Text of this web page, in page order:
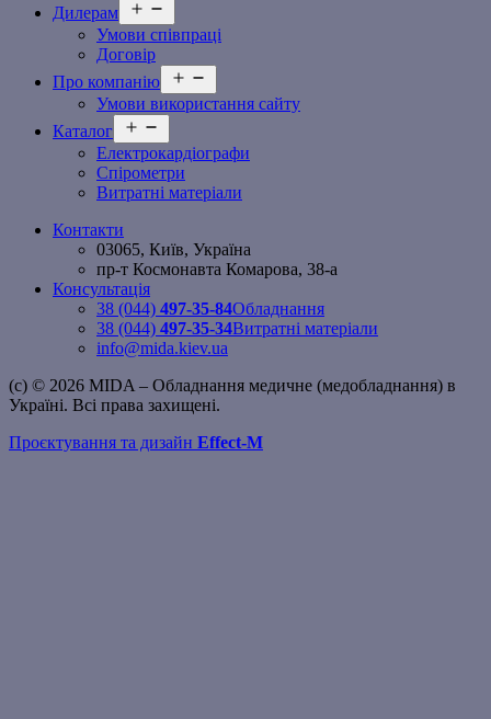
Дилерам
меню
Умови співпраці
Договір
Про компанію
меню
Умови використання сайту
Каталог
меню
Електрокардіографи
Спірометри
Витратні матеріали
Контакти
03065, Київ, Україна
пр-т Космонавта Комарова, 38-а
Консультація
38 (044) 497-35-84Обладнання
38 (044) 497-35-34Витратні матеріали
info@mida.kiev.ua
(c) © 2026 MIDA – Обладнання медичне (медобладнання) в
Україні. Всі права захищені.
Проєктування та дизайн Effect-M